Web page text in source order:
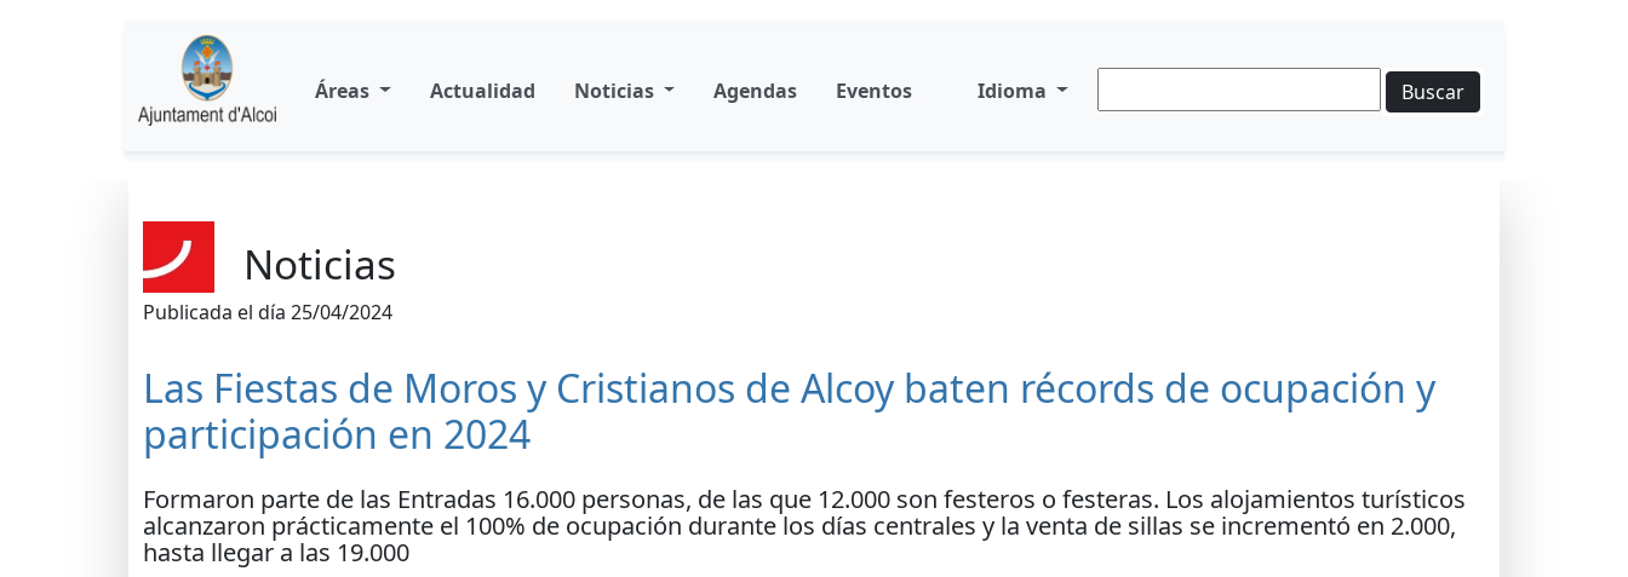
Áreas Actualidad Noticias Agendas Eventos Idioma Buscar
Noticias
Publicada el día 25/04/2024
Las Fiestas de Moros y Cristianos de Alcoy baten récords de ocupación y
participación en 2024
Formaron parte de las Entradas 16.000 personas, de las que 12.000 son festeros o festeras. Los alojamientos turísticos
alcanzaron prácticamente el 100% de ocupación durante los días centrales y la venta de sillas se incrementó en 2.000,
hasta llegar a las 19.000